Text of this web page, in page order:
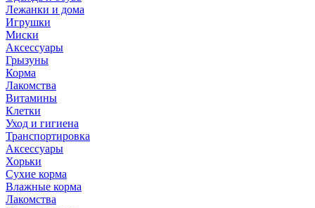
Лежанки и дома
Игрушки
Миски
Аксессуары
Грызуны
Корма
Лакомства
Витамины
Клетки
Уход и гигиена
Транспортировка
Аксессуары
Хорьки
Сухие корма
Влажные корма
Лакомства